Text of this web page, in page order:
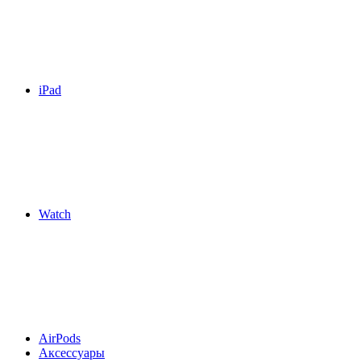
iPad
Watch
AirPods
Аксессуары